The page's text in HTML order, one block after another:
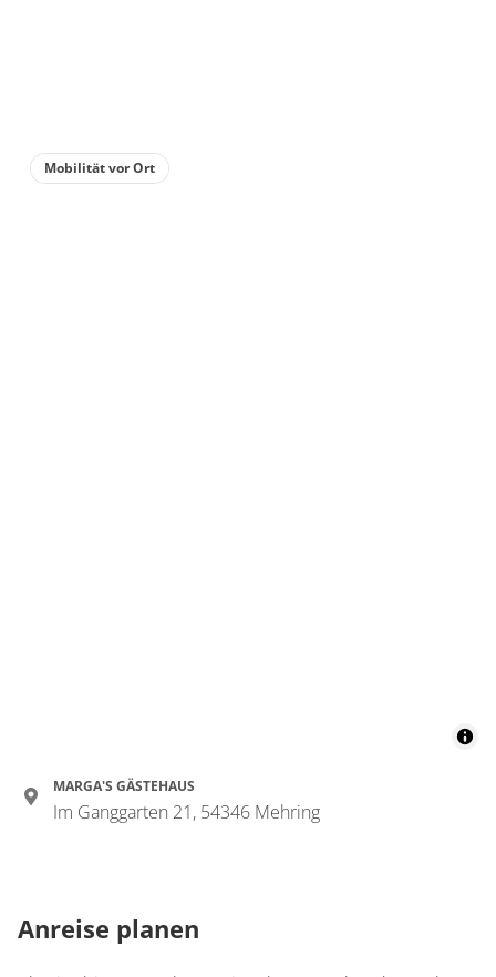
Mobilität vor Ort
MARGA'S GÄSTEHAUS
Im Ganggarten 21, 54346 Mehring
Anreise planen